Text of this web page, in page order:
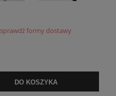
sprawdź formy dostawy
DO KOSZYKA